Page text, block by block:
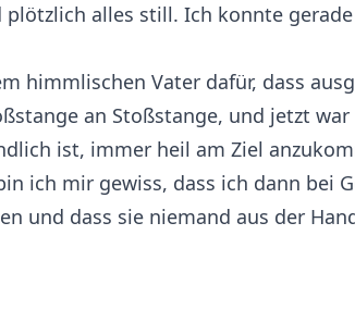
alles still. Ich konnte
himmlischen Vater dafür, dass
an Stoßstange, und jetzt
ist, immer heil am Ziel
ich mir gewiss, dass ich dann bei
und dass sie niemand aus der